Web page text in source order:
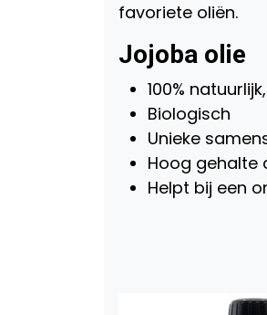
favoriete oliën.
Jojoba olie
100%
Biologisch
Unieke
Hoog gehalte
Helpt bij een